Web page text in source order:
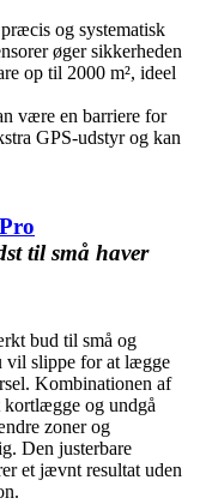
og systematisk
øger sikkerheden
op til 2000 m², ideel
være en barriere for
GPS-udstyr og kan
til små haver
bud til små og
vil slippe for at lægge
Kombinationen af
og undgå
zoner og
Den justerbare
et jævnt resultat uden